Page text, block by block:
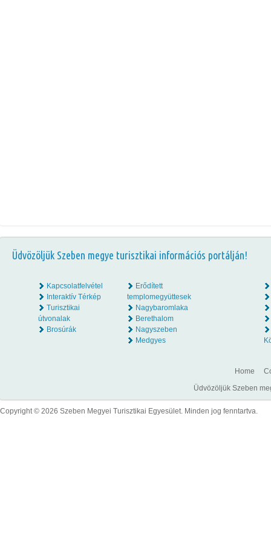
Üdvözöljük Szeben megye turisztikai információs portálján!
Kapcsolatfelvétel
Interaktív Térkép
Turisztikai
útvonalak
Brosúrák
Erődített
templomegyüttesek
Nagybaromlaka
Berethalom
Nagyszeben
Medgyes
Home
Üdvözöljük Szeben
Copyright © 2026 Szeben Megyei Turisztikai Egyesület. Minden jog fenntartva.